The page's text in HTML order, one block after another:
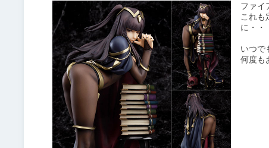
ファイ
これも
に・・
いつで
何度も